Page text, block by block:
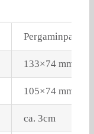
133×74 mm
105×74 mm
ca. 3cm